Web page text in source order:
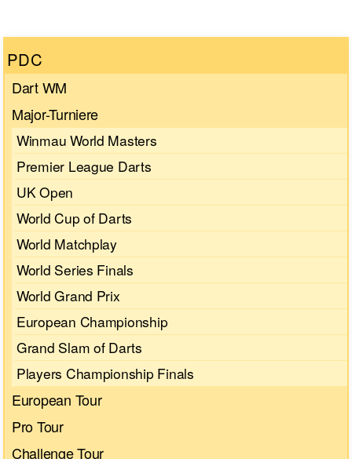
PDC
Dart WM
Major-Turniere
Winmau World Masters
Premier League Darts
UK Open
World Cup of Darts
World Matchplay
World Series Finals
World Grand Prix
European Championship
Grand Slam of Darts
Players Championship Finals
European Tour
Pro Tour
Challenge Tour